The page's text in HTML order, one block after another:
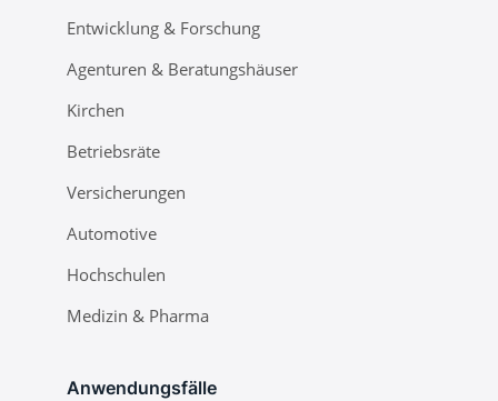
Entwicklung & Forschung
Agenturen & Beratungshäuser
Kirchen
Betriebsräte
Versicherungen
Automotive
Hochschulen
Medizin & Pharma
Anwendungsfälle